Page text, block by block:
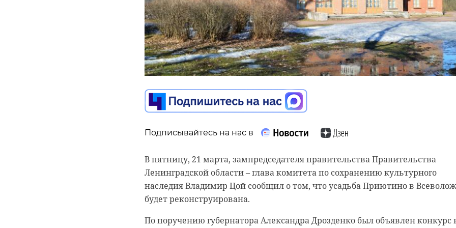
Подписывайтесь на нас в
В пятницу, 21 марта, зампредседателя правительства Правительства
Ленинградской области – глава комитета по сохранению культурного
наследия Владимир Цой сообщил о том, что усадьба Приютино в
будет реконструирована.
По поручению губернатора Александра Дрозденко был объявлен конкурс
Подписывайтесь на нас в
В Ленинградской области наряд Росгвардии задержал 35-летнего
В этот раз он умыкнул алкоголь из супермаркета на Клубной улице в
В Ленинградской области собственник сельскохозяйственных угодий
заплатит более 100 миллионов рублей за загрязнение почвы. В ходе
проверки Россельхознадзора было обнаружено, что на земельном участке
размещались отходы производства. Пробы почвы показали превышение